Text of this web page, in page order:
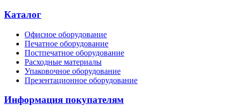
Каталог
Офисное оборудование
Печатное оборудование
Постпечатное оборудование
Расходные материалы
Упаковочное оборудование
Презентационное оборудование
Информация покупателям